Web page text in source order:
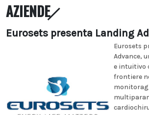
AZIENDE
Eurosets presenta Landing
Eurosets
Advance,
e intuitivo
frontiere